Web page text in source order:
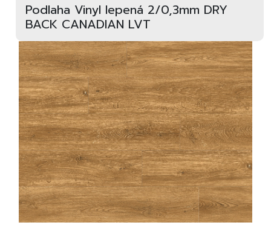
Podlaha Vinyl lepená 2/0,3mm DRY
BACK CANADIAN LVT